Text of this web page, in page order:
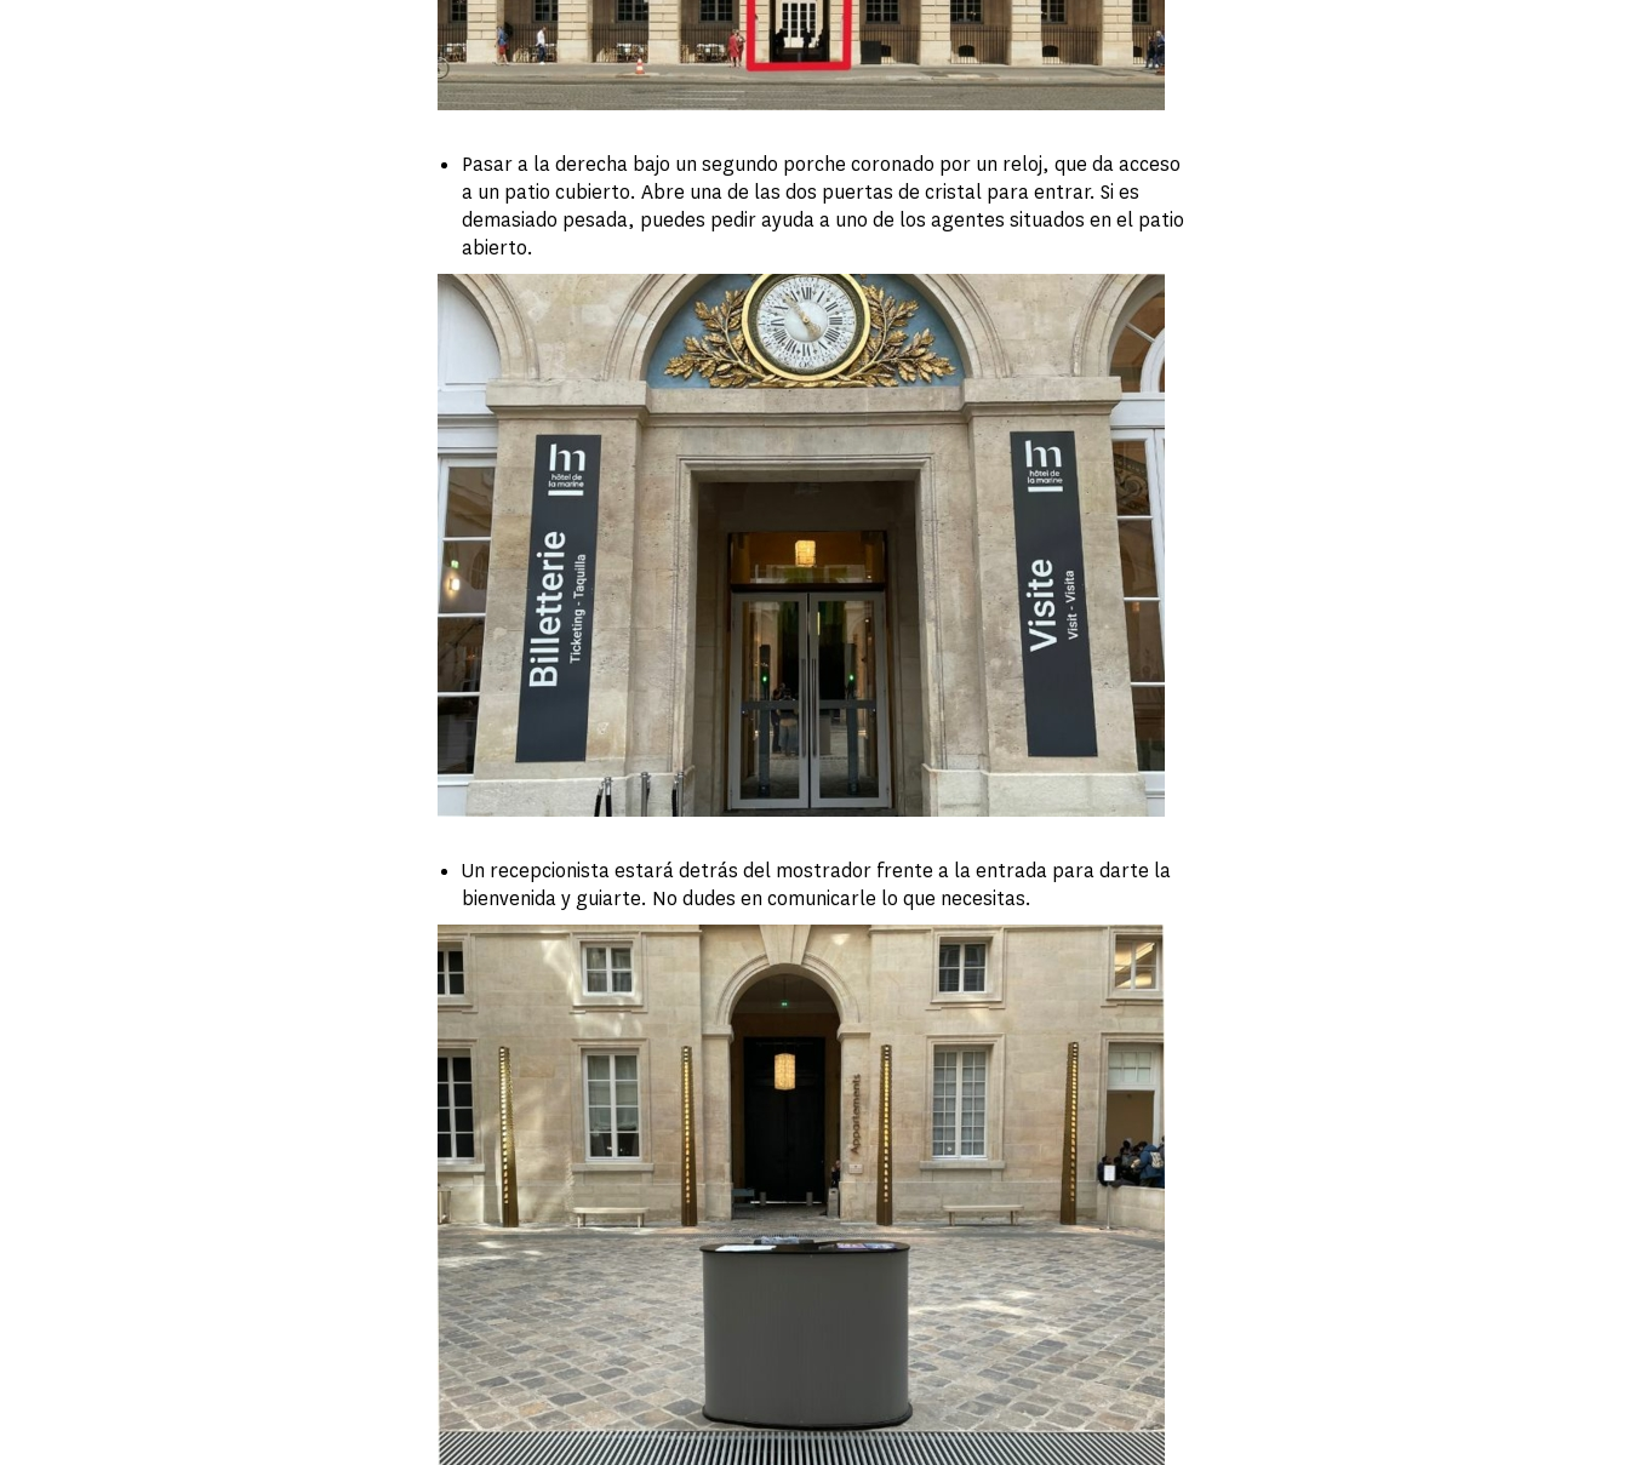
Pasar a la derecha bajo un segundo porche coronado por un reloj, que da acceso
a un patio cubierto. Abre una de las dos puertas de cristal para entrar. Si es
demasiado pesada, puedes pedir ayuda a uno de los agentes situados en el patio
abierto.
Un recepcionista estará detrás del mostrador frente a la entrada para darte la
bienvenida y guiarte. No dudes en comunicarle lo que necesitas.